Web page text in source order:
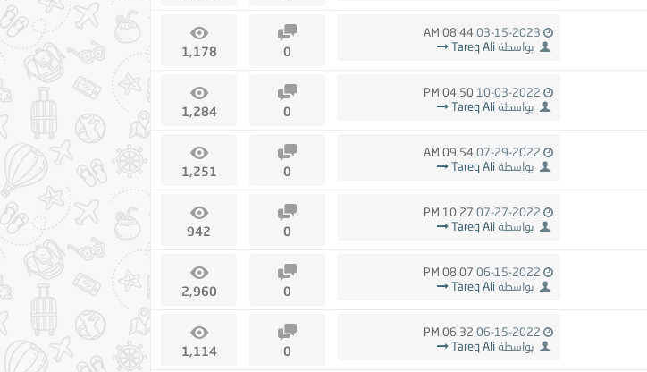
0
1,178
08:44 AM
بواسطةTareq Ali
0
1,284
04:50 PM
بواسطةTareq Ali
0
1,251
09:54 AM
بواسطةTareq Ali
0
942
10:27 PM
بواسطةTareq Ali
0
2,960
08:07 PM
بواسطةTareq Ali
0
1,114
06:32 PM
بواسطةTareq Ali